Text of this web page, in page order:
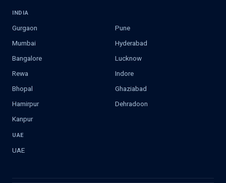
INDIA
Gurgaon
Pune
Mumbai
Hyderabad
Bangalore
Lucknow
Rewa
Indore
Bhopal
Ghaziabad
Hamirpur
Dehradoon
Kanpur
UAE
UAE